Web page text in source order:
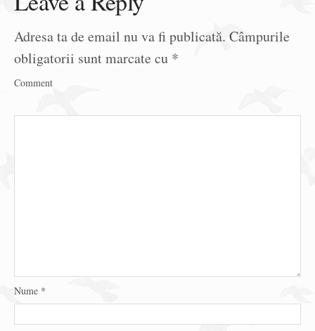
Adresa ta de email nu va fi publicată. Câmpurile
obligatorii sunt marcate cu *
Comment
Nume *